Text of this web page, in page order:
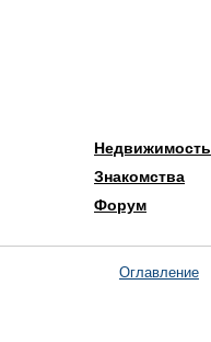
Недвижимость
Знакомства
Форум
Оглавление